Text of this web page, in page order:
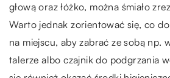
głową oraz łóżko, można śmiało
Warto jednak zorientować się, co
na miejscu, aby zabrać ze sobą np.
talerze albo czajnik do podgrzania